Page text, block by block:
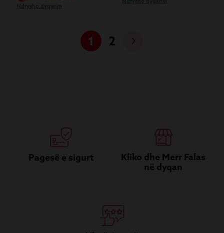
1 2
Pagesë e sigurt
Kliko dhe Merr Falas
në dyqan